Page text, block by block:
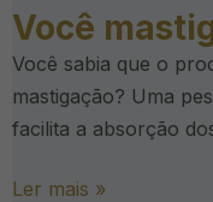
Você
Você sabia que o
mastigação? Uma
facilita a absorção
Ler mais »